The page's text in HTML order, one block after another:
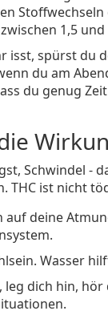
1,5
isst, spürst du
du am
du genug
Schwindel -
ist nicht
deine
Wasser
leg dich hin,